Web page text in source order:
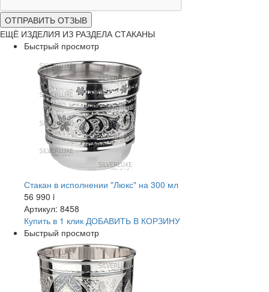
ОТПРАВИТЬ ОТЗЫВ
ЕЩЁ ИЗДЕЛИЯ ИЗ РАЗДЕЛА СТАКАНЫ
Быстрый просмотр
Стакан в исполнении "Люкс" на 300 мл
56 990 i
Артикул: 8458
Купить в 1 клик ДОБАВИТЬ В КОРЗИНУ
Быстрый просмотр